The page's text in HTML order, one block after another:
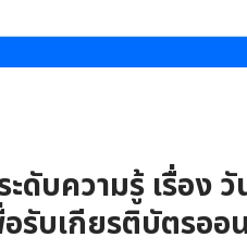
ดับความรู้ เรื่อง
รับเกียรติบัตรอ